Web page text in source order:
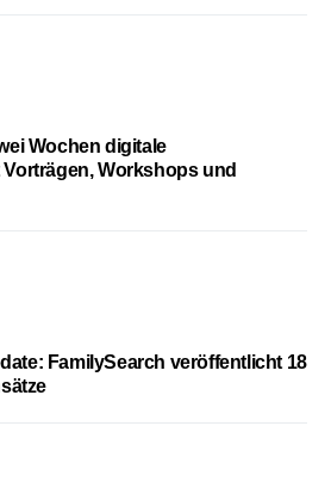
Wochen digitale
Workshops und
FamilySearch veröffentlicht 18